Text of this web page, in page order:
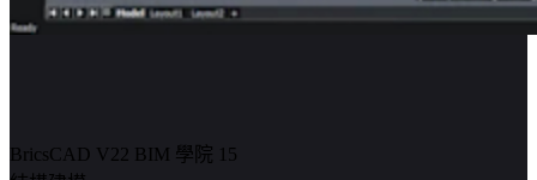
BricsCAD V22 BIM 學院 15